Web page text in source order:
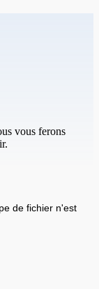
vous ferons
de fichier n'est